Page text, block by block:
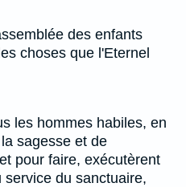
des enfants
choses que l'Eternel
les hommes habiles, en
sagesse et de
pour faire, exécutèrent
du sanctuaire,